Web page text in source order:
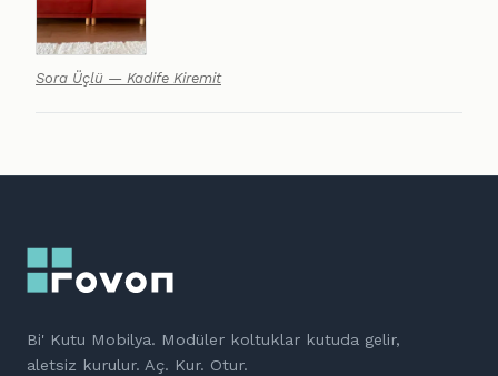
Sora Üçlü — Kadife Kiremit
Bi' Kutu Mobilya. Modüler koltuklar kutuda gelir,
aletsiz kurulur. Aç. Kur. Otur.